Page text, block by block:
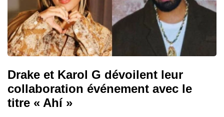
Drake et Karol G dévoilent leur
collaboration événement avec le
titre « Ahí »